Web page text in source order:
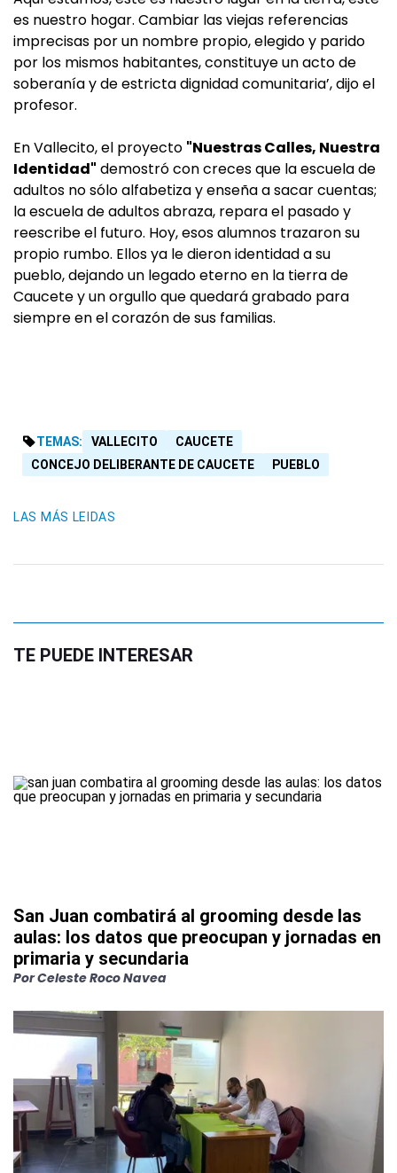
es nuestro hogar. Cambiar las viejas referencias
imprecisas por un nombre propio, elegido y parido
por los mismos habitantes, constituye un acto de
soberanía y de estricta dignidad comunitaria’, dijo el
profesor.
En Vallecito, el proyecto "Nuestras Calles, Nuestra
Identidad" demostró con creces que la escuela de
adultos no sólo alfabetiza y enseña a sacar cuentas;
la escuela de adultos abraza, repara el pasado y
reescribe el futuro. Hoy, esos alumnos trazaron su
propio rumbo. Ellos ya le dieron identidad a su
pueblo, dejando un legado eterno en la tierra de
Caucete y un orgullo que quedará grabado para
siempre en el corazón de sus familias.
TEMAS: VALLECITO
CAUCETE
CONCEJO DELIBERANTE DE CAUCETE
PUEBLO
LAS MÁS LEIDAS
TE PUEDE INTERESAR
San Juan combatirá al grooming desde las
aulas: los datos que preocupan y jornadas en
primaria y secundaria
PorCeleste Roco Navea